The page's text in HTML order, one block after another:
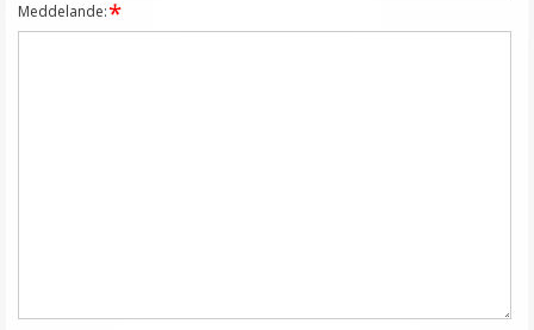
Meddelande: